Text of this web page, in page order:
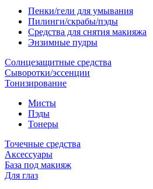
Пенки/гели для умывания
Пилинги/скрабы/пэды
Средства для снятия макияжа
Энзимные пудры
Солнцезащитные средства
Сыворотки/эссенции
Тонизирование
Мисты
Пэды
Тонеры
Точечные средства
Аксессуары
База под макияж
Для глаз